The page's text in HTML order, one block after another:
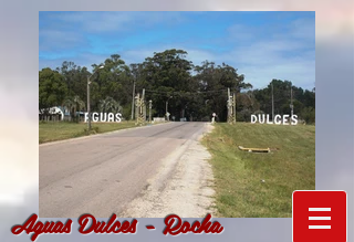
Aguas Dulces - Rocha